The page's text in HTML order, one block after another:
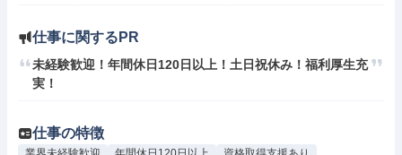
仕事に関するPR
未経験歓迎！年間休日120日以上！土日祝休み！福利厚生充
実！
仕事の特徴